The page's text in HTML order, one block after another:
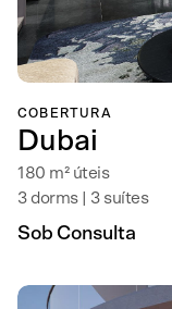
COBERTURA
Dubai
180 m² úteis
3 dorms | 3 suítes
Sob Consulta